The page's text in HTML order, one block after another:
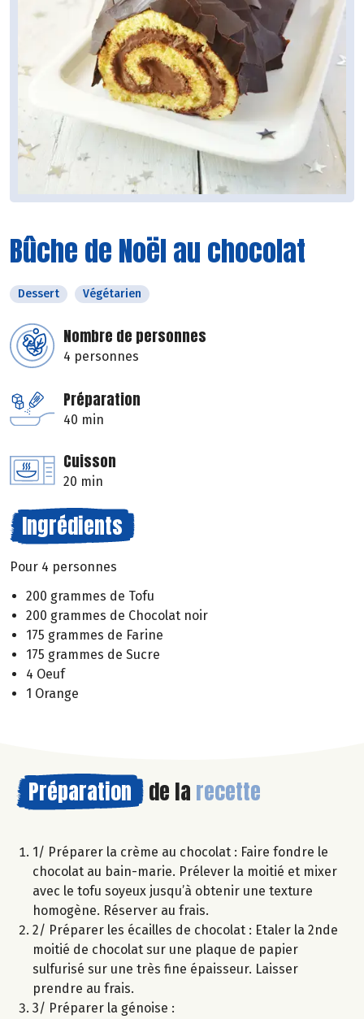
Bûche de Noël au chocolat
Dessert Végétarien
Nombre de personnes
4 personnes
Préparation
40 min
Cuisson
20 min
Ingrédients
Pour 4 personnes
200 grammes de Tofu
200 grammes de Chocolat noir
175 grammes de Farine
175 grammes de Sucre
4 Oeuf
1 Orange
Préparation de la recette
1/ Préparer la crème au chocolat : Faire fondre le
chocolat au bain-marie. Prélever la moitié et mixer
avec le tofu soyeux jusqu’à obtenir une texture
homogène. Réserver au frais.
2/ Préparer les écailles de chocolat : Etaler la 2nde
moitié de chocolat sur une plaque de papier
sulfurisé sur une très fine épaisseur. Laisser
prendre au frais.
3/ Préparer la génoise :